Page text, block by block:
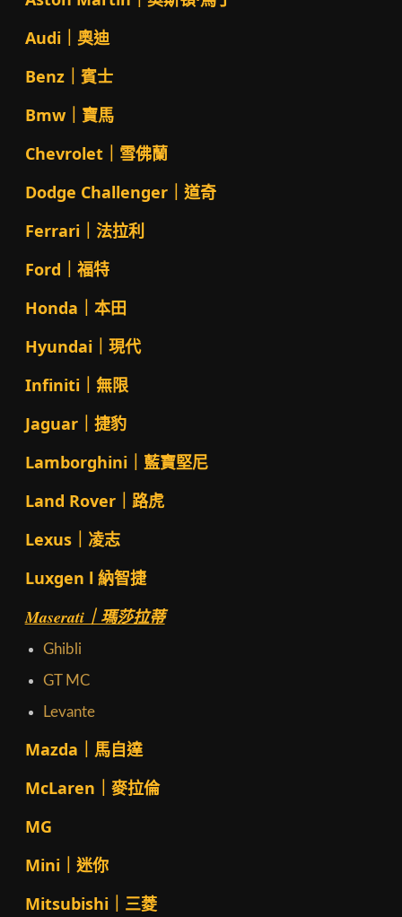
Audi｜奧迪
Benz｜賓士
Bmw｜寶馬
Chevrolet｜雪佛蘭
Dodge Challenger｜道奇
Ferrari｜法拉利
Ford｜福特
Honda｜本田
Hyundai｜現代
Infiniti｜無限
Jaguar｜捷豹
Lamborghini｜藍寶堅尼
Land Rover｜路虎
Lexus｜凌志
Luxgen l 納智捷
Maserati｜瑪莎拉蒂
Ghibli
GT MC
Levante
Mazda｜馬自達
McLaren｜麥拉倫
MG
Mini｜迷你
Mitsubishi｜三菱